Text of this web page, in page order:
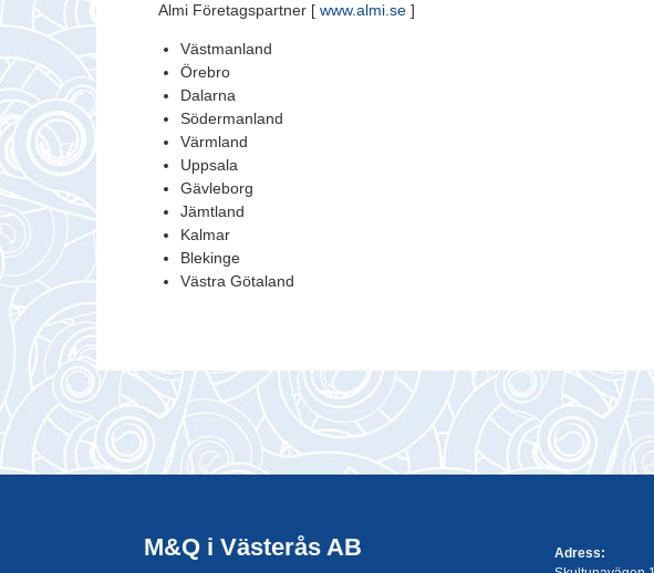
Almi Företagspartner [ www.almi.se ]
Västmanland
Örebro
Dalarna
Södermanland
Värmland
Uppsala
Gävleborg
Jämtland
Kalmar
Blekinge
Västra Götaland
M&Q i Västerås AB
Adress: